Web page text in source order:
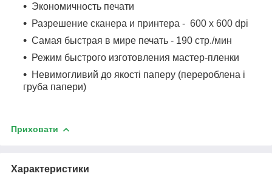
Экономичность печати
Разрешение сканера и принтера - 600 х 600 dpi
Самая быстрая в мире печать - 190 стр./мин
Режим быстрого изготовления мастер-пленки
Невимогливий до якості паперу (перероблена і
груба папери)
Приховати
Характеристики